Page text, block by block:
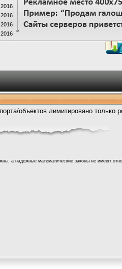
объектов лимитировано только
а надежные математические законы не имеют